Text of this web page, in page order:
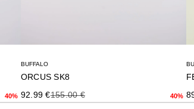
40%
BUFFALO
ORCUS SK8
Precio de oferta
92.99 €Precio anterior
155.00 € 40%